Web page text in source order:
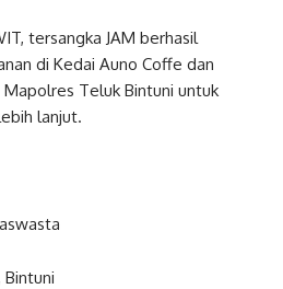
tersangka JAM berhasil
di Kedai Auno Coffe dan
Teluk Bintuni untuk
lanjut.